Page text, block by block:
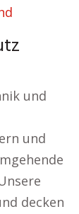
und
und
decken